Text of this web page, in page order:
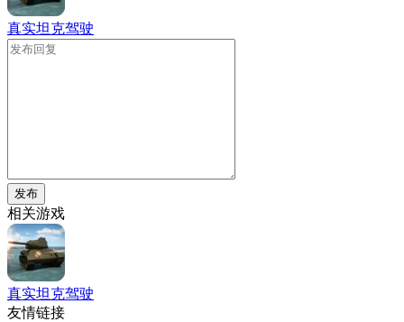
真实坦克驾驶
发布
相关游戏
真实坦克驾驶
友情链接